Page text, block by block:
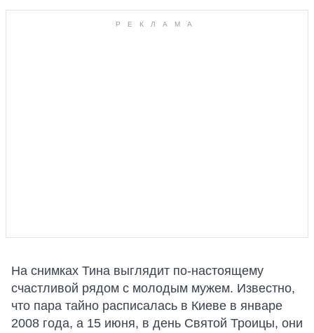
На снимках Тина выглядит по-настоящему
счастливой рядом с молодым мужем. Известно,
что пара тайно расписалась в Киеве в январе
2008 года, а 15 июня, в день Святой Троицы, они